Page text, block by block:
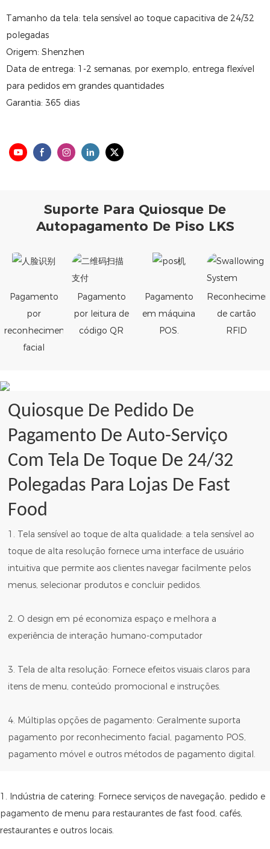
Tamanho da tela: tela sensível ao toque capacitiva de 24/32
polegadas
Origem: Shenzhen
Data de entrega: 1-2 semanas, por exemplo, entrega flexível
para pedidos em grandes quantidades
Garantia: 365 dias
Suporte Para Quiosque De
Autopagamento De Piso LKS
Pagamento
por
reconhecimento
facial
Pagamento
por leitura de
código QR
Pagamento
em máquina
POS.
de cartão
RFID
Quiosque De Pedido De
Pagamento De Auto-Serviço
Com Tela De Toque De 24/32
Polegadas Para Lojas De Fast
Food
1. Tela sensível ao toque de alta qualidade: a tela sensível ao
toque de alta resolução fornece uma interface de usuário
intuitiva que permite aos clientes navegar facilmente pelos
menus, selecionar produtos e concluir pedidos.
2. O design em pé economiza espaço e melhora a
experiência de interação humano-computador
3. Tela de alta resolução: Fornece efeitos visuais claros para
itens de menu, conteúdo promocional e instruções.
4. Múltiplas opções de pagamento: Geralmente suporta
pagamento por reconhecimento facial, pagamento POS,
pagamento móvel e outros métodos de pagamento digital.
1. Indústria de catering: Fornece serviços de navegação, pedido e
pagamento de menu para restaurantes de fast food, cafés,
restaurantes e outros locais.